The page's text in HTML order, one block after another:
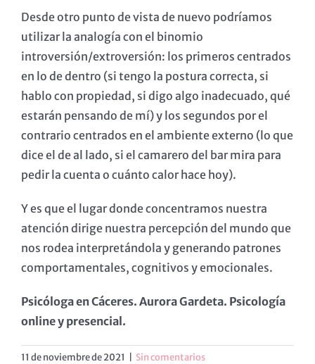
Desde otro punto de vista de nuevo podríamos
utilizar la analogía con el binomio
introversión/extroversión: los primeros centrados
en lo de dentro (si tengo la postura correcta, si
hablo con propiedad, si digo algo inadecuado, qué
estarán pensando de mí) y los segundos por el
contrario centrados en el ambiente externo (lo que
dice el de al lado, si el camarero del bar mira para
pedir la cuenta o cuánto calor hace hoy).
Y es que el lugar donde concentramos nuestra
atención dirige nuestra percepción del mundo que
nos rodea interpretándola y generando patrones
comportamentales, cognitivos y emocionales.
Psicóloga en Cáceres. Aurora Gardeta. Psicología
online y presencial.
11 de noviembre de 2021 Sin comentarios